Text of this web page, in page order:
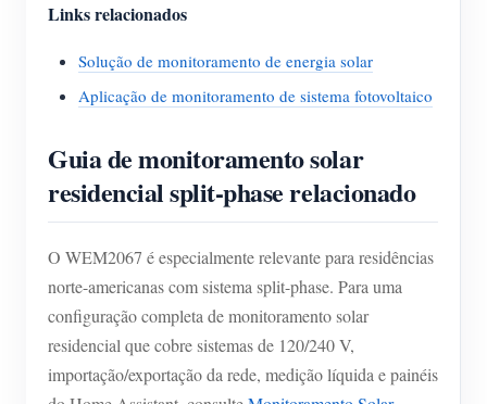
Links relacionados
Solução de monitoramento de energia solar
Aplicação de monitoramento de sistema fotovoltaico
Guia de monitoramento solar
residencial split-phase relacionado
O WEM2067 é especialmente relevante para residências
norte-americanas com sistema split-phase. Para uma
configuração completa de monitoramento solar
residencial que cobre sistemas de 120/240 V,
importação/exportação da rede, medição líquida e painéis